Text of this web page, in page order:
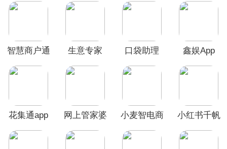
智慧商户通
生意专家
口袋助理
鑫娱App
花集通app
网上管家婆
小麦智电商
小红书千帆